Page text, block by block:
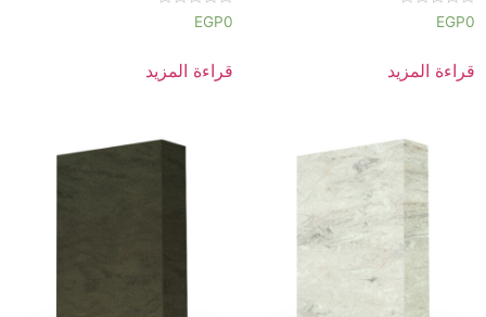
تم
التقييم
من
5
EGP0
قراءة المزيد
تم
التقييم
من
5
EGP0
قراءة المزيد